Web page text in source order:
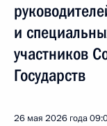
и
участников
Государств
26 мая 2026 года